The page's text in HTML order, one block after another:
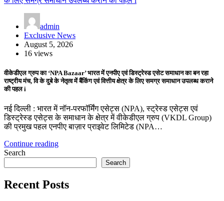
admin
Exclusive News
August 5, 2026
16 views
वीकेडीएल ग्रुप का ‘NPA Bazaar’ भारत में एनपीए एवं डिस्ट्रेस्ड एसेट समाधान का बन रहा
राष्ट्रीय मंच, वि के दुबे के नेतृत्व में बैंकिंग एवं वित्तीय क्षेत्र के लिए समग्र समाधान उपलब्ध कराने
की पहल i
नई दिल्ली : भारत में नॉन-परफॉर्मिंग एसेट्स (NPA), स्ट्रेस्ड एसेट्स एवं
डिस्ट्रेस्ड एसेट्स के समाधान के क्षेत्र में वीकेडीएल ग्रुप (VKDL Group)
की प्रमुख पहल एनपीए बाज़ार प्राइवेट लिमिटेड (NPA…
Continue reading
Search
Search
Recent Posts